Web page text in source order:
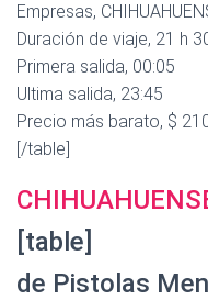
Empresas,
Duración de viaje, 21 h
Primera salida, 00:05
Ultima salida, 23:45
Precio más barato, $
[/table]
[table]
de Pistolas